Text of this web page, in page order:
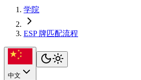
学院
ESP 牌匹配流程
中文